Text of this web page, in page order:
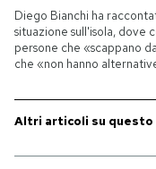
Tecnologia
Internet
Scienza
Economia
Diego Bianchi ha
situazione sull'isola, dove
persone che «scappano
che «non hanno
Altri articoli su questo